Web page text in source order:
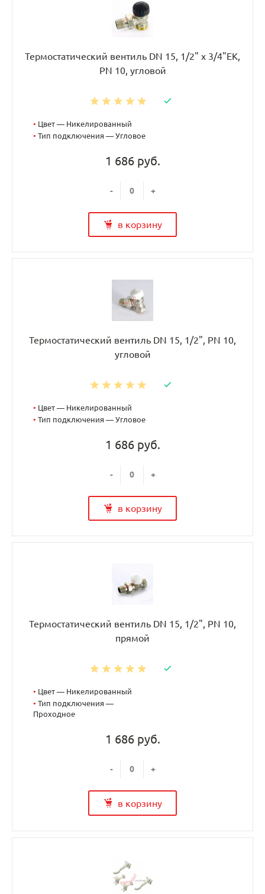
Термостатический вентиль DN 15, 1/2" х 3/4"EK,
PN 10, угловой
• Цвет — Никелированный
• Тип подключения — Угловое
1 686 руб.
- +
в корзину
Термостатический вентиль DN 15, 1/2", PN 10,
угловой
• Цвет — Никелированный
• Тип подключения — Угловое
1 686 руб.
- +
в корзину
Термостатический вентиль DN 15, 1/2", PN 10,
прямой
• Цвет — Никелированный
• Тип подключения —
Проходное
1 686 руб.
- +
в корзину